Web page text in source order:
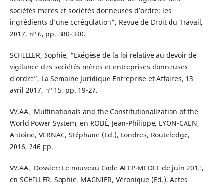
sociétés mères et sociétés donneuses d’ordre: les
ingrédients d’une corégulation”, Revue de Droit du Travail,
2017, nº 6, pp. 380-390.
SCHILLER, Sophie, “Exégèse de la loi relative au devoir de
vigilance des sociétés mères et entreprises donneuses
d’ordre”, La Semaine Juridique Entreprise et Affaires, 13
avril 2017, nº 15, pp. 19-27.
VV.AA., Multinationals and the Constitutionalization of the
World Power System, en ROBÉ, Jean-Philippe, LYON-CAEN,
Antoine, VERNAC, Stéphane (Ed.), Londres, Routeledge,
2016, 246 pp.
VV.AA., Dossier: Le nouveau Code AFEP-MEDEF de juin 2013,
en SCHILLER, Sophie, MAGNIER, Véronique (Ed.), Actes